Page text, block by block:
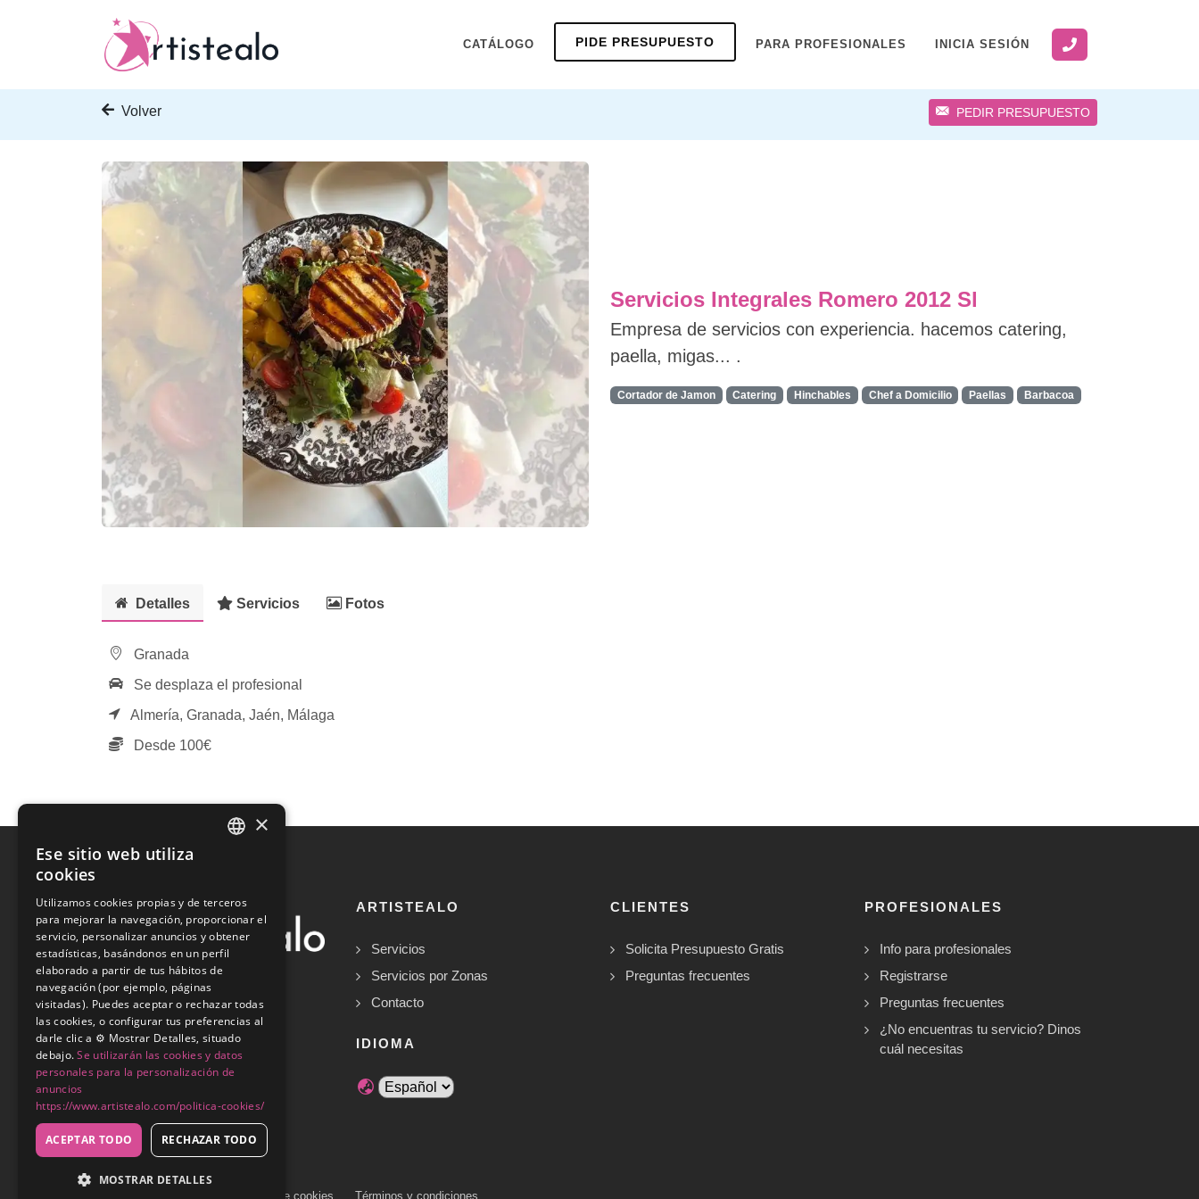
CATÁLOGO PIDE PRESUPUESTO PARA PROFESIONALES INICIA SESIÓN
Volver PEDIR PRESUPUESTO
Servicios Integrales Romero 2012 Sl
Empresa de servicios con experiencia. hacemos catering,
paella, migas... .
Cortador de Jamon Catering Hinchables Chef a Domicilio Paellas Barbacoa
Detalles Servicios Fotos
Granada
Se desplaza el profesional
Almería, Granada, Jaén, Málaga
Desde 100€
Copyrights © 2026
ARTISTEALO
Servicios
Servicios por Zonas
Contacto
IDIOMA
CLIENTES
Solicita Presupuesto Gratis
Preguntas frecuentes
PROFESIONALES
Info para profesionales
Registrarse
Preguntas frecuentes
¿No encuentras tu servicio? Dinos
cuál necesitas
Política de cookies Términos y condiciones
×
Ese sitio web utiliza
cookies
Utilizamos cookies propias y de terceros
para mejorar la navegación, proporcionar el
servicio, personalizar anuncios y obtener
estadísticas, basándonos en un perfil
elaborado a partir de tus hábitos de
navegación (por ejemplo, páginas
visitadas). Puedes aceptar o rechazar todas
las cookies, o configurar tus preferencias al
darle clic a ⚙️ Mostrar Detalles, situado
debajo.Se utilizarán las cookies y datos
personales para la personalización de
anuncios
https://www.artistealo.com/politica-cookies/
ACEPTAR TODO RECHAZAR TODO
MOSTRAR DETALLES